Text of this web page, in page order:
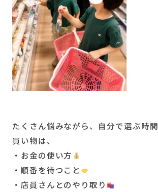
たくさん悩みながら、自分で選ぶ時間
買い物は、
・お金の使い方
・順番を待つこと
・店員さんとのやり取り